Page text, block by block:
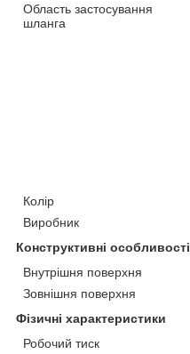
Область застосування
шланга
Колір
Виробник
Конструктивні особливості
Внутрішня поверхня
Зовнішня поверхня
Фізичні характеристики
Робочий тиск